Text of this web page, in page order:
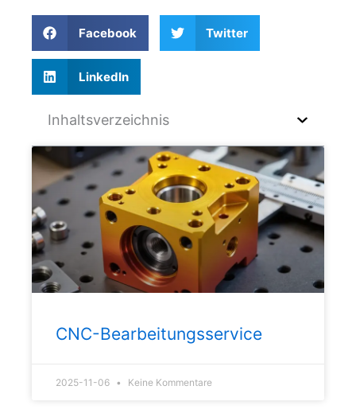
Facebook Twitter
LinkedIn
Inhaltsverzeichnis
CNC-Bearbeitungsservice
2025-11-06 Keine Kommentare